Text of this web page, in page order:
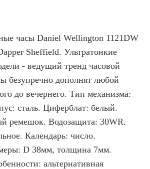
часы Daniel Wellington 1121DW
Sheffield. Ультратонкие
- ведущий тренд часовой
безупречно дополнят любой
до вечернего. Тип механизма:
сталь. Циферблат: белый.
ремешок. Водозащита: 30WR.
Календарь: число.
D 38мм, толщина 7мм.
альтернативная